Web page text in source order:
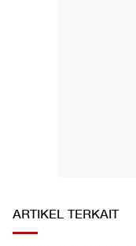
ARTIKEL TERKAIT